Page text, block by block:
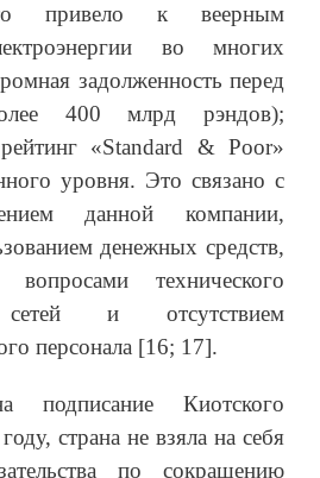
привело к веерным
во многих
задолженность перед
400 млрд рэндов);
«Standard & Poor»
уровня. Это связано с
данной компании,
денежных средств,
технического
сетей и отсутствием
персонала [16; 17].
подписание Киотского
страна не взяла на себя
по сокращению